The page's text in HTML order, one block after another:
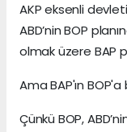
AKP eksenli
ABD’nin BOP
olmak üzere BAP
Ama BAP'ın
Çünkü BOP,